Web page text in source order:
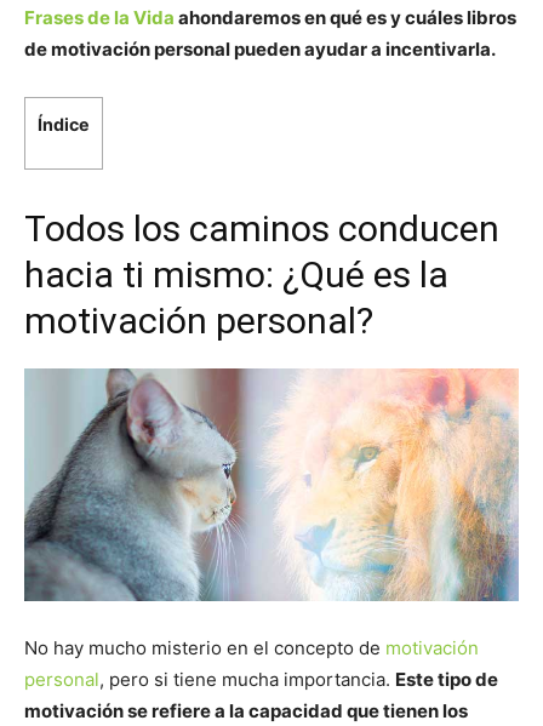
Frases de la Vida ahondaremos en qué es y cuáles libros
de motivación personal pueden ayudar a incentivarla.
Índice
Todos los caminos conducen
hacia ti mismo: ¿Qué es la
motivación personal?
No hay mucho misterio en el concepto de motivación
personal, pero si tiene mucha importancia. Este tipo de
motivación se refiere a la capacidad que tienen los